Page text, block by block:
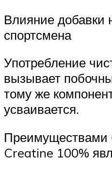
Влияние добавки
спортсмена
Употребление
вызывает
тому же
усваивается.
Преимуществами
Creatine 100%